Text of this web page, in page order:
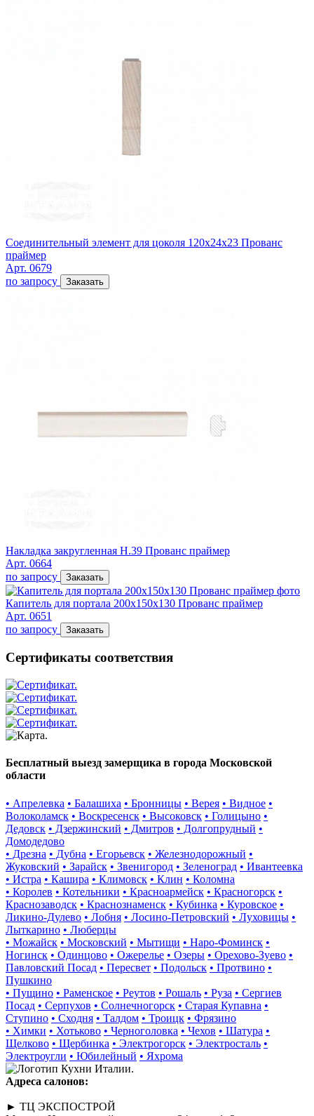
Соединительный элемент для цоколя 120х24х23 Прованс
праймер
Арт. 0679
по запросу
Заказать
Накладка закругленная Н.39 Прованс праймер
Арт. 0664
по запросу
Заказать
Капитель для портала 200х150х130 Прованс праймер
Арт. 0651
по запросу
Заказать
Сертификаты соответствия
Бесплатный выезд замерщика в города Московской
области
• Апрелевка • Балашиха • Бронницы • Верея • Видное •
Волоколамск • Воскресенск • Высоковск • Голицыно •
Дедовск • Дзержинский • Дмитров • Долгопрудный •
Домодедово
• Дрезна • Дубна • Егорьевск • Железнодорожный •
Жуковский • Зарайск • Звенигород • Зеленоград • Ивантеевка
• Истра • Кашира • Климовск • Клин • Коломна
• Королев • Котельники • Красноармейск • Красногорск •
Краснозаводск • Краснознаменск • Кубинка • Куровское •
Ликино-Дулево • Лобня • Лосино-Петровский • Луховицы •
Лыткарино • Люберцы
• Можайск • Московский • Мытищи • Наро-Фоминск •
Ногинск • Одинцово • Ожерелье • Озеры • Орехово-Зуево •
Павловский Посад • Пересвет • Подольск • Протвино •
Пушкино
• Пущино • Раменское • Реутов • Рошаль • Руза • Сергиев
Посад • Серпухов • Солнечногорск • Старая Купавна •
Ступино • Сходня • Талдом • Троицк • Фрязино
• Химки • Хотьково • Черноголовка • Чехов • Шатура •
Щелково • Щербинка • Электрогорск • Электросталь •
Электроугли • Юбилейный • Яхрома
Адреса салонов:
► ТЦ ЭКСПОСТРОЙ